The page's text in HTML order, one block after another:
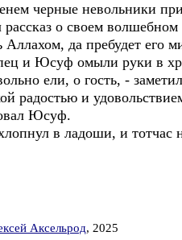
черные невольники
рассказ о своем
Аллахом, да пребудет его
и Юсуф омыли руки в
ели, о гость, -
радостью и
Юсуф.
в ладоши, и тотчас
Аксельрод, 2025